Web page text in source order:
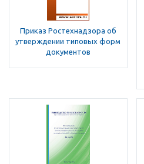
Приказ Ростехнадзора об
утверждении типовых форм
документов